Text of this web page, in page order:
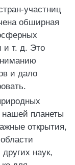
участниц
обширная
и т. д. Это
и дало
нашей планеты
открытия,
наук,